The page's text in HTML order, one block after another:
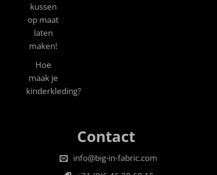
kussen
op maat
laten
maken!
Hoe
maak je
kinderkleding?
Contact
info@big-in-fabric.com